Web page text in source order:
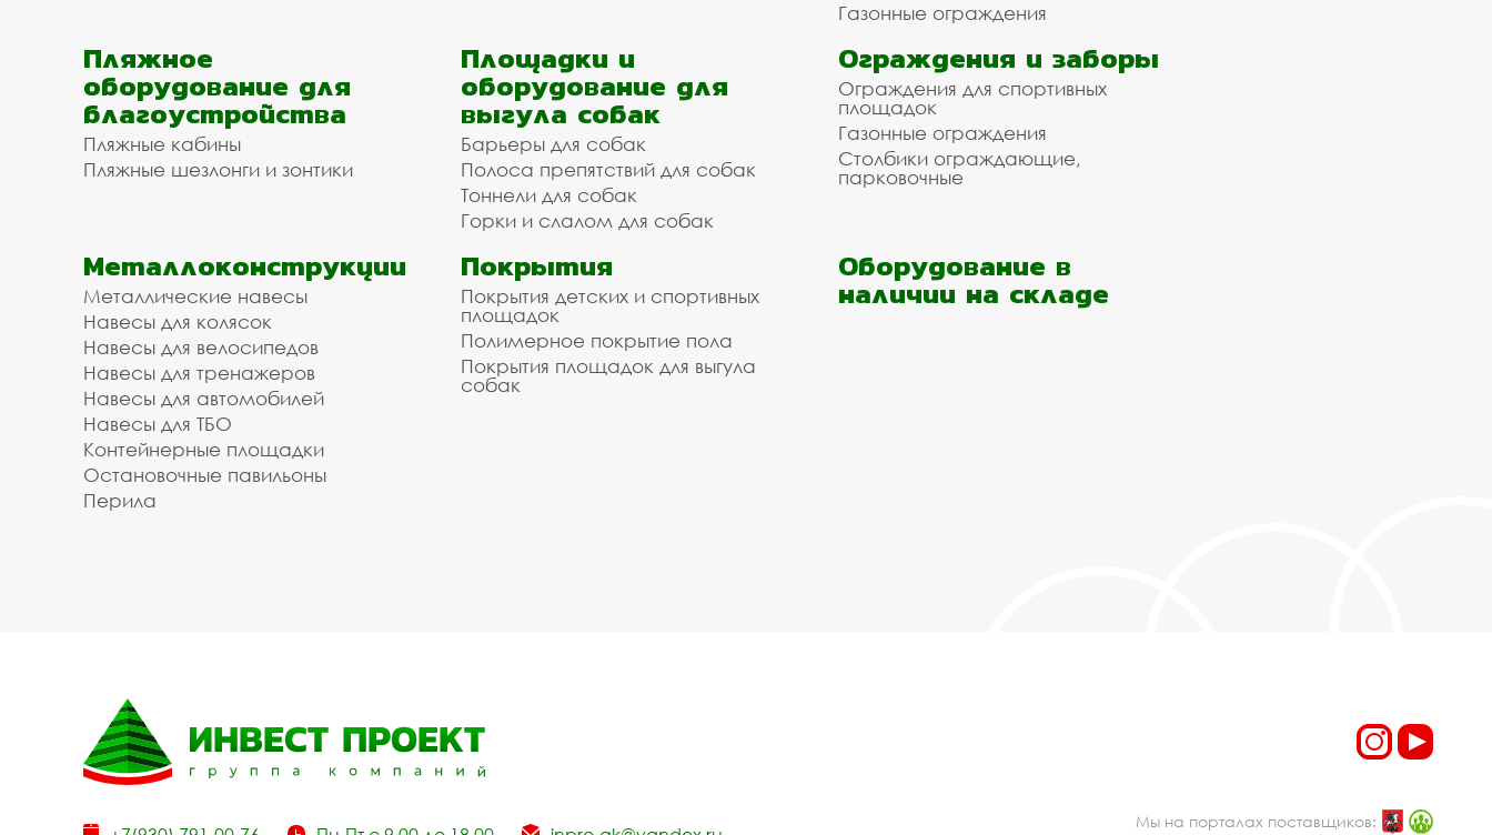
Газонные ограждения
Пляжное
оборудование для
благоустройства
Пляжные кабины
Пляжные шезлонги и зонтики
Площадки и
оборудование для
выгула собак
Барьеры для собак
Полоса препятствий для собак
Тоннели для собак
Горки и слалом для собак
Ограждения и заборы
Ограждения для спортивных
площадок
Газонные ограждения
Столбики ограждающие,
парковочные
Металлоконструкции
Металлические навесы
Навесы для колясок
Навесы для велосипедов
Навесы для тренажеров
Навесы для автомобилей
Навесы для ТБО
Контейнерные площадки
Остановочные павильоны
Перила
Покрытия
Покрытия детских и спортивных
площадок
Полимерное покрытие пола
Покрытия площадок для выгула
собак
Оборудование в
наличии на складе
Мы на порталах поставщиков: